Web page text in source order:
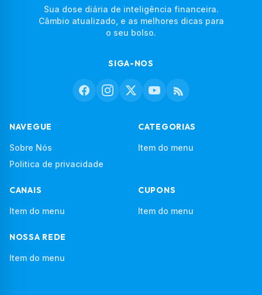
Sua dose diária de inteligência financeira.
Câmbio atualizado, e as melhores dicas para
o seu bolso.
SIGA-NOS
NAVEGUE
Sobre Nós
Politica de privacidade
CATEGORIAS
Item do menu
CANAIS
Item do menu
CUPONS
Item do menu
NOSSA REDE
Item do menu